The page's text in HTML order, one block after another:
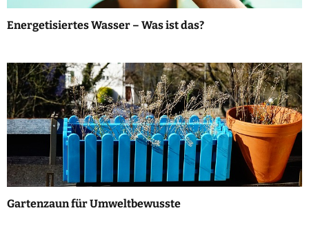
Energetisiertes Wasser – Was ist das?
Gartenzaun für Umweltbewusste